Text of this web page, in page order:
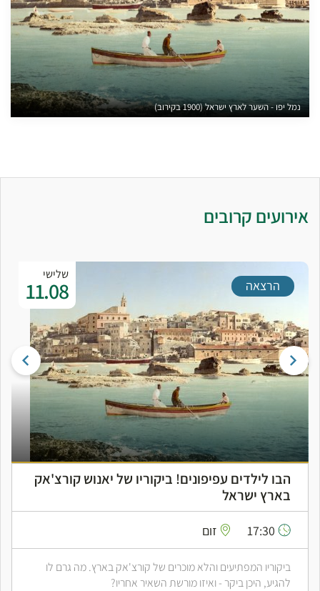
נמל יפו - השער לארץ ישראל (1900 בקירוב)
אירועים קרובים
שלישי
11.08 הרצאה
הבו לילדים עפיפונים! ביקוריו של יאנוש קורצ'אק
בארץ ישראל
זום
ביקוריו המפתיעים והלא מוכרים של קורצ'אק בארץ. מה גרם לו
להגיע, היכן ביקר - ואיזו מורשת השאיר אחריו?